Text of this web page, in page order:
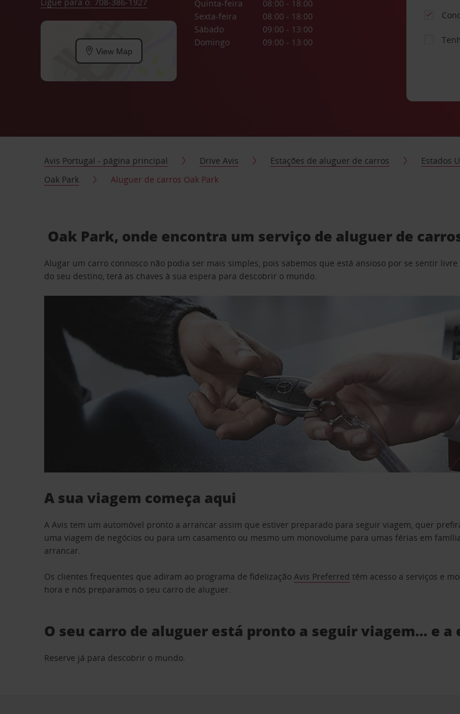
View Map
Quinta-feira
08:00 - 18:00
Sexta-feira
08:00 - 18:00
Sábado
09:00 - 13:00
Domingo
09:00 - 13:00
Avis Portugal - página principal Drive Avis Estações de aluguer de carros Estados
Oak Park
Aluguer de carros Oak Park
Oak Park, onde encontra um serviço de aluguer de
Alugar um carro connosco não podia ser mais simples, pois sabemos que está ansioso por se sentir
do seu destino, terá as chaves à sua espera para descobrir o mundo.
A sua viagem começa aqui
A Avis tem um automóvel pronto a arrancar assim que estiver preparado para seguir viagem, quer
uma viagem de negócios ou para um casamento ou mesmo um monovolume para umas férias em
arrancar.
Os clientes frequentes que adiram ao programa de fidelizaçãoAvis Preferred têm acesso a serviços e
hora e nós preparamos o seu carro de aluguer.
O seu carro de aluguer está pronto a seguir viagem… e a
Reserve já para descobrir o mundo.